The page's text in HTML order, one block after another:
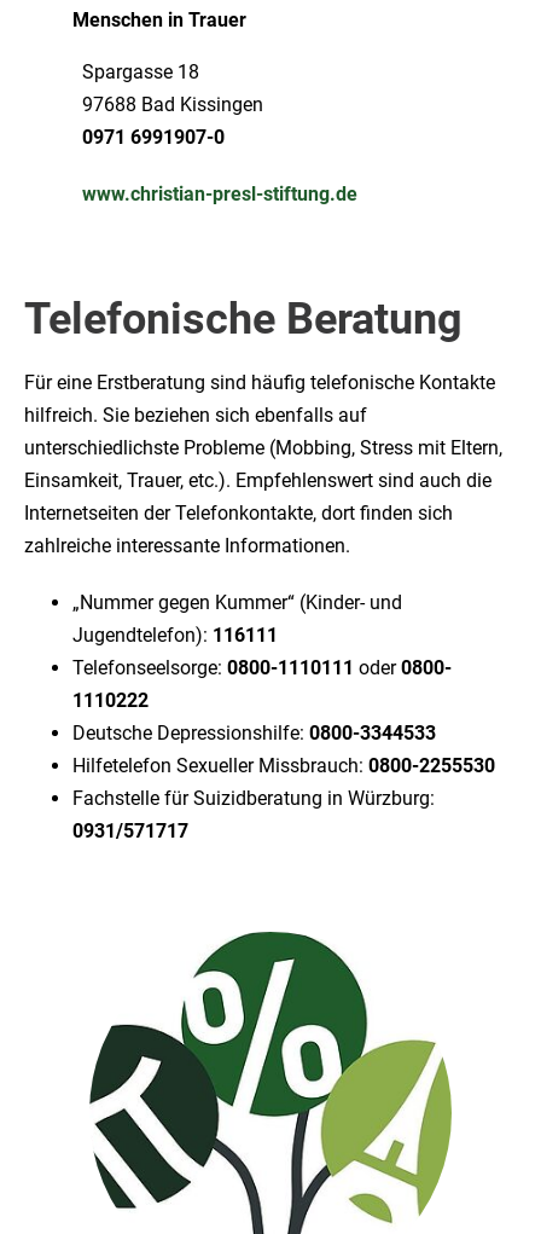
Menschen in Trauer
Spargasse 18
97688 Bad Kissingen
0971 6991907-0
www.christian-presl-stiftung.de
Telefonische Beratung
Für eine Erstberatung sind häufig telefonische Kontakte
hilfreich. Sie beziehen sich ebenfalls auf
unterschiedlichste Probleme (Mobbing, Stress mit Eltern,
Einsamkeit, Trauer, etc.). Empfehlenswert sind auch die
Internetseiten der Telefonkontakte, dort finden sich
zahlreiche interessante Informationen.
„Nummer gegen Kummer“ (Kinder- und
Jugendtelefon): 116111
Telefonseelsorge: 0800-1110111 oder0800-
1110222
Deutsche Depressionshilfe: 0800-3344533
Hilfetelefon Sexueller Missbrauch: 0800-2255530
Fachstelle für Suizidberatung in Würzburg:
0931/571717